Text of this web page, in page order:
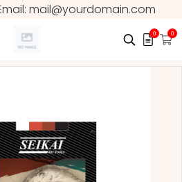
mail@yourdomain.com
0 0